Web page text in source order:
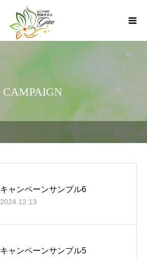
CAMPAIGN
キャンペーンサンプル6
2024.12.13
キャンペーンサンプル5